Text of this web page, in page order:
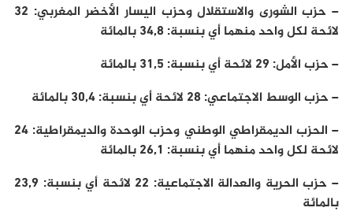
– حزب الشورى والاستقلال وحزب اليسار الأخضر المغربي: 32
لائحة لكل واحد منهما أي بنسبة: 34,8 بالمائة
– حزب الأمل: 29 لائحة أي بنسبة: 31,5 بالمائة
– حزب الوسط الاجتماعي: 28 لائحة أي بنسبة: 30,4 بالمائة
– الحزب الديمقراطي الوطني وحزب الوحدة والديمقراطية: 24
لائحة لكل واحد منهما أي بنسبة: 26,1 بالمائة
– حزب الحرية والعدالة الاجتماعية: 22 لائحة أي بنسبة: 23,9
بالمائة